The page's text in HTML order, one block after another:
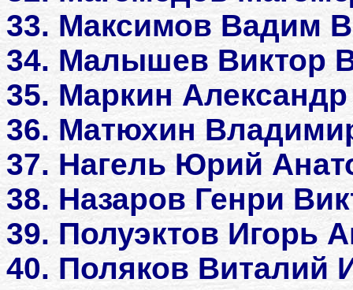
33. Максимов Вадим
34. Малышев Виктор
35. Маркин
36. Матюхин
37. Нагель Юрий
38. Назаров Генри
39. Полуэктов Игорь
40. Поляков Виталий